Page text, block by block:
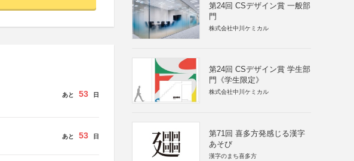
あと 53 日
あと 53 日
第24回 CSデザイン賞 一般部
門
株式会社中川ケミカル
第24回 CSデザイン賞 学生部
門《学生限定》
株式会社中川ケミカル
第71回 喜多方発感じる漢字
あそび
漢字のまち喜多方